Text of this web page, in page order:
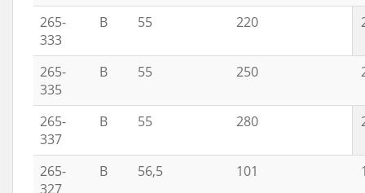
265-
333
B 55 220
265-
335
B 55 250
265-
337
B 55 280
265-
327
B 56,5 101